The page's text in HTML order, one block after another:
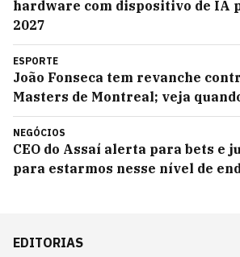
hardware com dispositivo de IA
2027
ESPORTE
João Fonseca tem revanche
Masters de Montreal; veja
NEGÓCIOS
CEO do Assaí alerta para bets e
para estarmos nesse nível de
EDITORIAS